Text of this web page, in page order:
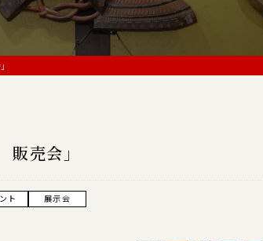
」
販売会」
ト 展示会